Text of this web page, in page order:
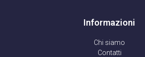
Informazioni
Chi siamo
Contatti